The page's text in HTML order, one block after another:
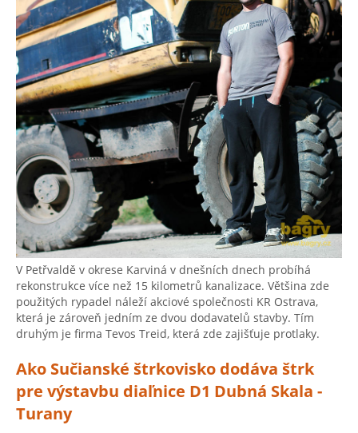
V Petřvaldě v okrese Karviná v dnešních dnech probíhá
rekonstrukce více než 15 kilometrů kanalizace. Většina zde
použitých rypadel náleží akciové společnosti KR Ostrava,
která je zároveň jedním ze dvou dodavatelů stavby. Tím
druhým je firma Tevos Treid, která zde zajišťuje protlaky.
Ako Sučianské štrkovisko dodáva štrk
pre výstavbu diaľnice D1 Dubná Skala -
Turany